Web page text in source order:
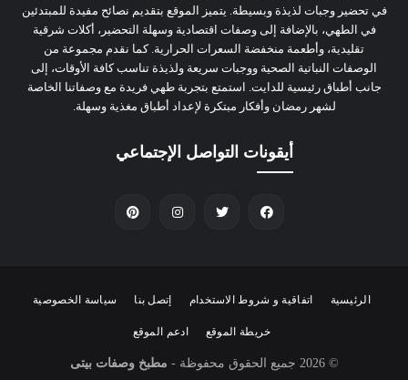
في تحضير وجبات لذيذة وبسيطة. يتميز الموقع بتقديم نصائح مفيدة للمبتدئين
في الطهي، بالإضافة إلى وصفات اقتصادية وسهلة التحضير، أكلات شرقية
تقليدية، وأطعمة منخفضة السعرات الحرارية. كما نقدم مجموعة من
الوصفات النباتية الصحية ووجبات سريعة ولذيذة تناسب كافة الأوقات، إلى
جانب أطباق رئيسية للدايت. استمتع بتجربة طهي فريدة مع وصفاتنا الخاصة
لشهر رمضان وأفكار مبتكرة لإعداد أطباق مغذية وسهلة.
أيقونات التواصل الإجتماعي
الرئيسية اتفاقية و شروط الاستخدام إتصل بنا سياسة الخصوصية
خريطة الموقع ادعم الموقع
© 2026 جميع الحقوق محفوظة - مطبخ وصفات بيتى